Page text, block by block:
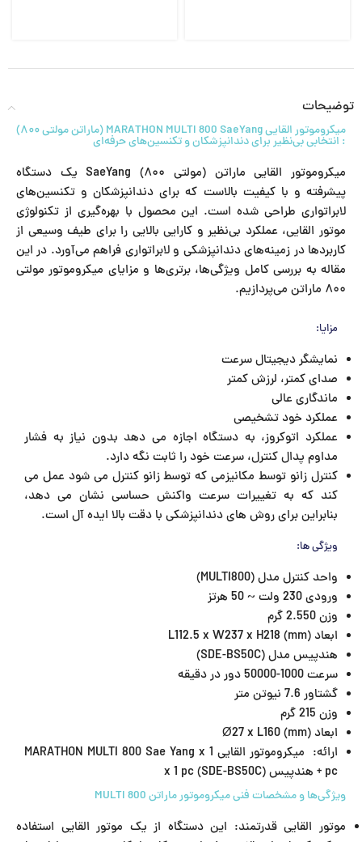
توضیحات
میکروموتور القایی MARATHON MULTI 800 SaeYang (ماراتن مولتی ۸۰۰)
: انتخابی بی‌نظیر برای دندانپزشکان و تکنسین‌های حرفه‌ای
میکروموتور القایی ماراتن (مولتی ۸۰۰) SaeYang یک دستگاه
پیشرفته و با کیفیت بالاست که برای دندانپزشکان و تکنسین‌های
لابراتواری طراحی شده است. این محصول با بهره‌گیری از تکنولوژی
موتور القایی، عملکرد بی‌نظیر و کارایی بالایی را برای طیف وسیعی از
کاربردها در زمینه‌های دندانپزشکی و لابراتواری فراهم می‌آورد. در این
مقاله به بررسی کامل ویژگی‌ها، برتری‌ها و مزایای میکروموتور مولتی
۸۰۰ ماراتن می‌پردازیم.
مزایا:
نمایشگر دیجیتال سرعت
صدای کمتر، لرزش کمتر
ماندگاری عالی
عملکرد خود تشخیصی
عملکرد اتوکروز، به دستگاه اجازه می دهد بدون نیاز به فشار
مداوم پدال کنترل، سرعت خود را ثابت نگه دارد.
کنترل زانو توسط مکانیزمی که توسط زانو کنترل می شود عمل می
کند که به تغییرات سرعت واکنش حساسی نشان می دهد،
بنابراین برای روش های دندانپزشکی با دقت بالا ایده آل است.
ویژگی ها:
واحد کنترل مدل (MULTI800)
ورودی 230 ولت ~ 50 هرتز
وزن 2.550 گرم
ابعاد (mm) L112.5 x W237 x H218
هندپیس مدل (SDE-BS50C)
سرعت 1000-50000 دور در دقیقه
گشتاور 7.6 نیوتن متر
وزن 215 گرم
ابعاد (mm) Ø27 x L160
ارائه: میکروموتور القایی MARATHON MULTI 800 Sae Yang x 1
pc + هندپیس (SDE-BS50C) x 1 pc
ویژگی‌ها و مشخصات فنی میکروموتور ماراتن MULTI 800
موتور القایی قدرتمند: این دستگاه از یک موتور القایی استفاده